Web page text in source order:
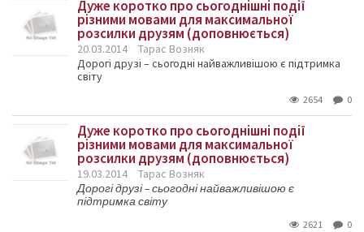
Дуже коротко про сьогоднішні події
різними мовами для максимальної
розсилки друзям (доповнюється)
20.03.2014
Тарас Возняк
Дорогі друзі – сьогодні найважливішою є підтримка
світу
2654 0
Дуже коротко про сьогоднішні події
різними мовами для максимальної
розсилки друзям (доповнюється)
19.03.2014
Тарас Возняк
Дорогі друзі – сьогодні найважливішою є
підтримка світу
2621 0